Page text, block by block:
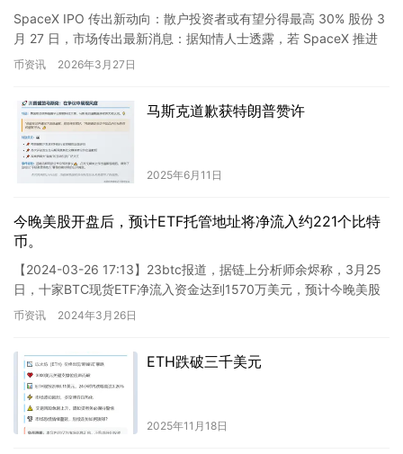
SpaceX IPO 传出新动向：散户投资者或有望分得最高 30% 股份 3
月 27 日，市场传出最新消息：据知情人士透露，若 SpaceX 推进
IPO，面向散户投资者预留的股…
币资讯 2026年3月27日
马斯克道歉获特朗普赞许
2025年6月11日
今晚美股开盘后，预计ETF托管地址将净流入约221个比特
币。
【2024-03-26 17:13】23btc报道，据链上分析师余烬称，3月25
日，十家BTC现货ETF净流入资金达到1570万美元，预计今晚美股
开盘后ETF托管地址将净流入约22…
币资讯 2024年3月26日
ETH跌破三千美元
2025年11月18日